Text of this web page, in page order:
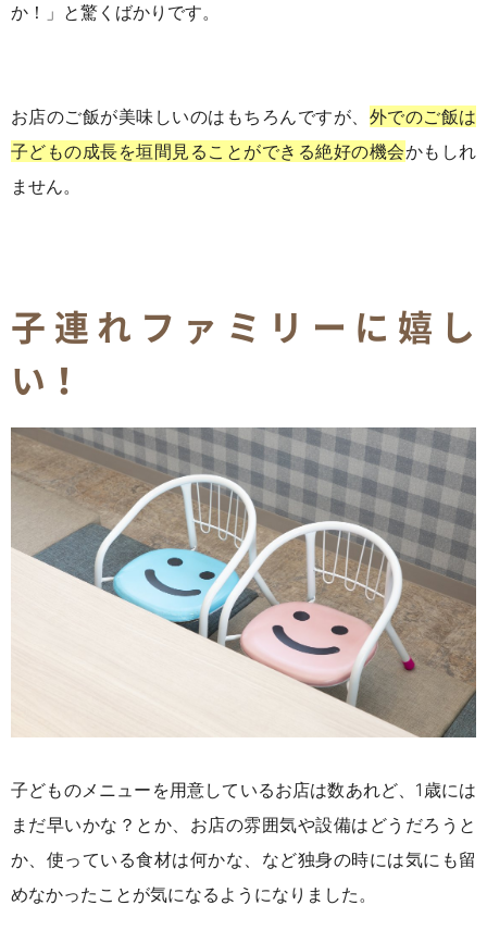
か！」と驚くばかりです。
お店のご飯が美味しいのはもちろんですが、 外でのご飯は
子どもの成長を垣間見ることができる絶好の機会かもしれ
ません。
子連れファミリーに嬉し
い！
子どものメニューを用意しているお店は数あれど、 1 歳には
まだ早いかな？とか、お店の雰囲気や設備はどうだろうと
か、使っている食材は何かな、など独身の時には気にも留
めなかったことが気になるようになりました。